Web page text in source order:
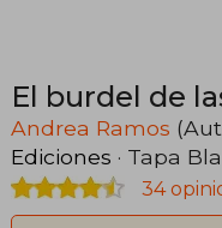
El burdel de
Andrea Ramos
Ediciones · Tapa
34